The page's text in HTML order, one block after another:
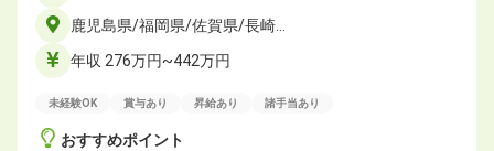
鹿児島県/福岡県/佐賀県/長崎…
年収 276万円~442万円
未経験OK 賞与あり 昇給あり 諸手当あり
おすすめポイント